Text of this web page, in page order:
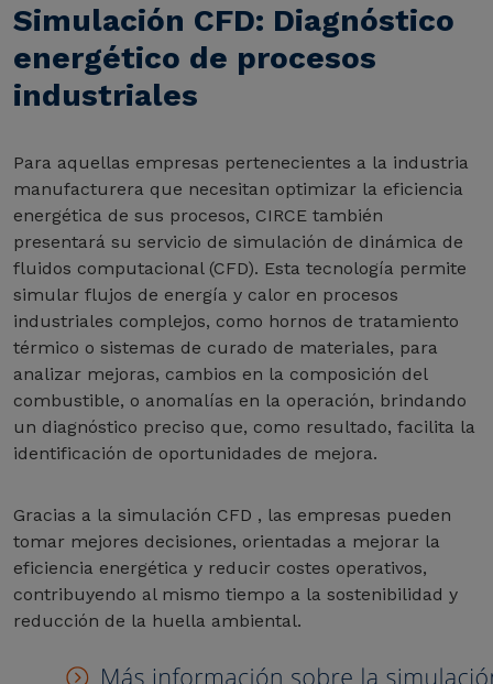
Simulación CFD: Diagnóstico
energético de procesos
industriales
Para aquellas empresas pertenecientes a la industria
manufacturera que necesitan optimizar la eficiencia
energética de sus procesos, CIRCE también
presentará su servicio de simulación de dinámica de
fluidos computacional (CFD). Esta tecnología permite
simular flujos de energía y calor en procesos
industriales complejos, como hornos de tratamiento
térmico o sistemas de curado de materiales, para
analizar mejoras, cambios en la composición del
combustible, o anomalías en la operación, brindando
un diagnóstico preciso que, como resultado, facilita la
identificación de oportunidades de mejora.
Gracias a la simulación CFD , las empresas pueden
tomar mejores decisiones, orientadas a mejorar la
eficiencia energética y reducir costes operativos,
contribuyendo al mismo tiempo a la sostenibilidad y
reducción de la huella ambiental.